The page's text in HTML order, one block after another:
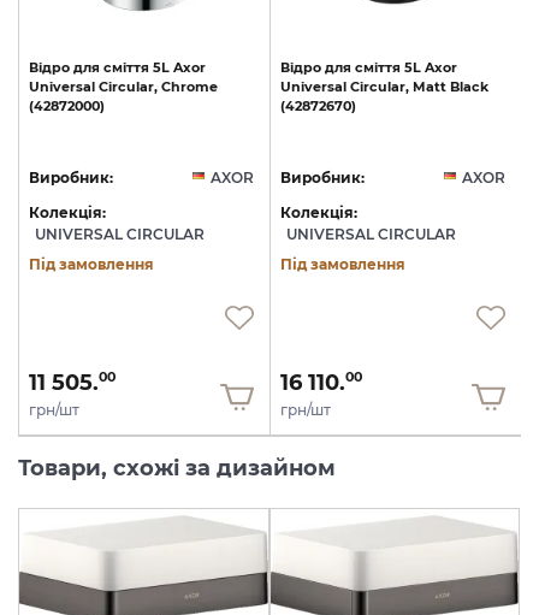
Відро для сміття 5L Axor
Universal Circular, Chrome
(42872000)
Виробник:
AXOR
Колекція:
UNIVERSAL CIRCULAR
Під замовлення
11 505.00
грн/шт
Відро для сміття 5L Axor
Universal Circular, Matt Black
(42872670)
Виробник:
AXOR
Колекція:
UNIVERSAL CIRCULAR
Під замовлення
16 110.00
грн/шт
Товари, схожі за дизайном